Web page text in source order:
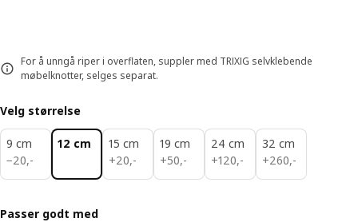
For å unngå riper i overflaten, suppler med TRIXIG selvklebende
møbelknotter, selges separat.
Velg størrelse
9 cm
−20,-
20,-
12 cm
15 cm
+20,-
20,-
19 cm
+50,-
50,-
24 cm
+120,-
120,-
32 cm
+260,-
260,-
Passer godt med